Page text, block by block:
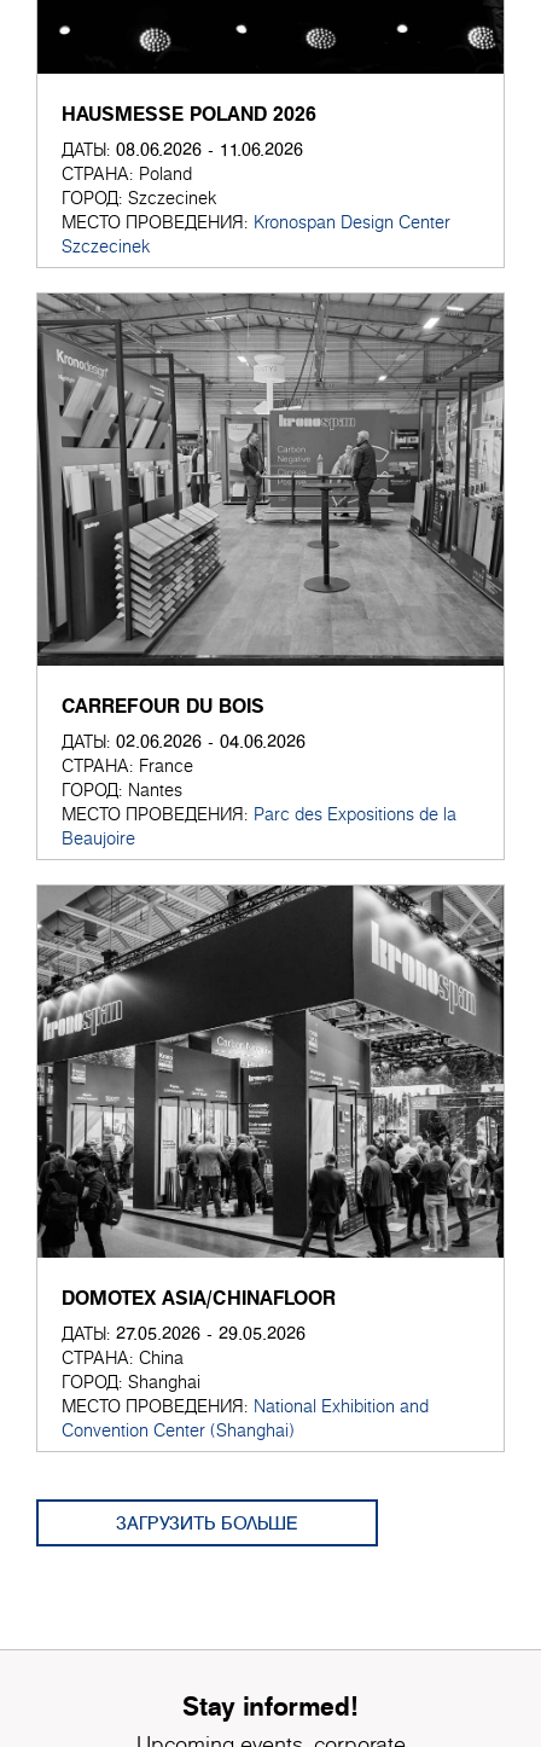
HAUSMESSE POLAND 2026
ДАТЫ: 08.06.2026 - 11.06.2026
СТРАНА: Poland
ГОРОД: Szczecinek
МЕСТО ПРОВЕДЕНИЯ: Kronospan Design Center
Szczecinek
CARREFOUR DU BOIS
ДАТЫ: 02.06.2026 - 04.06.2026
СТРАНА: France
ГОРОД: Nantes
МЕСТО ПРОВЕДЕНИЯ: Parc des Expositions de la
Beaujoire
DOMOTEX ASIA/CHINAFLOOR
ДАТЫ: 27.05.2026 - 29.05.2026
СТРАНА: China
ГОРОД: Shanghai
МЕСТО ПРОВЕДЕНИЯ: National Exhibition and
Convention Center (Shanghai)
ЗАГРУЗИТЬ БОЛЬШЕ
Stay informed!